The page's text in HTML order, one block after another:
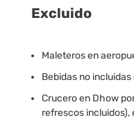
Excluido
Maleteros en
Bebidas no
Crucero en Dhow
refrescos